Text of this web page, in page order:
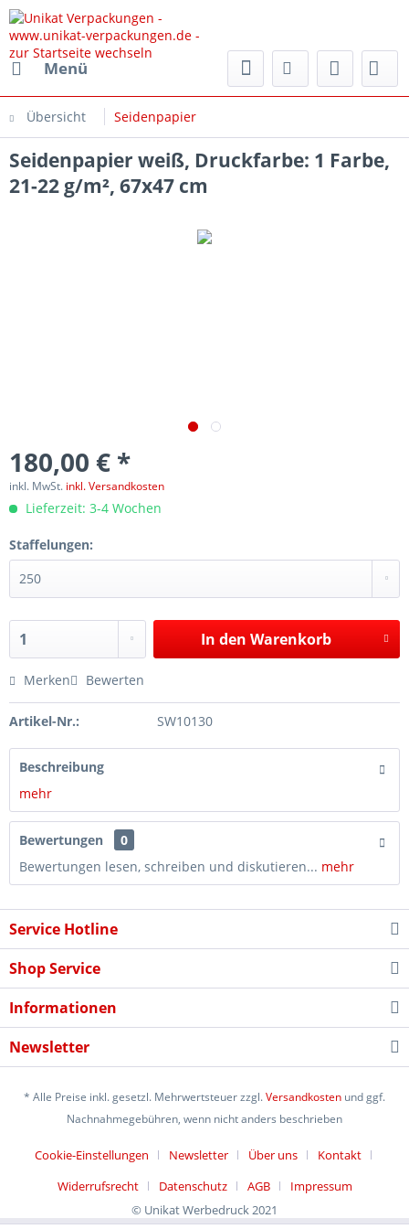
Menü
Übersicht Seidenpapier
Seidenpapier weiß, Druckfarbe: 1 Farbe,
21-22 g/m², 67x47 cm
180,00 € *
inkl. MwSt. inkl. Versandkosten
Lieferzeit: 3-4 Wochen
Staffelungen:
In den Warenkorb
Merken Bewerten
Artikel-Nr.: SW10130
Beschreibung
mehr
Bewertungen
0
Bewertungen lesen, schreiben und diskutieren... mehr
Service Hotline
Shop Service
Informationen
Newsletter
* Alle Preise inkl. gesetzl. Mehrwertsteuer zzgl.Versandkosten und ggf.
Nachnahmegebühren, wenn nicht anders beschrieben
Cookie-Einstellungen Newsletter Über uns
Kontakt
Widerrufsrecht
Datenschutz AGB
Impressum
© Unikat Werbedruck 2021